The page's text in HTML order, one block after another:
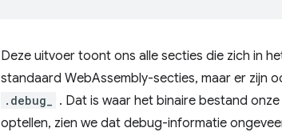
Deze uitvoer toont ons alle secties die zich in
standaard WebAssembly-secties, maar er zijn
.debug_
. Dat is waar het binaire bestand
optellen, zien we dat debug-informatie